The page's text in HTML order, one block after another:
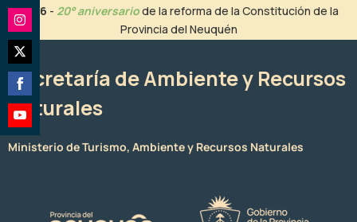
contenido
2026 - 20° aniversariode la reforma de la Constitución de la
Provincia del Neuquén
Secretaría de Ambiente y Recursos
Naturales
Ministerio de Turismo, Ambiente y Recursos Naturales
Share
on
Instagram
Share
on
Twitter
Share
on
Facebook
Share
on